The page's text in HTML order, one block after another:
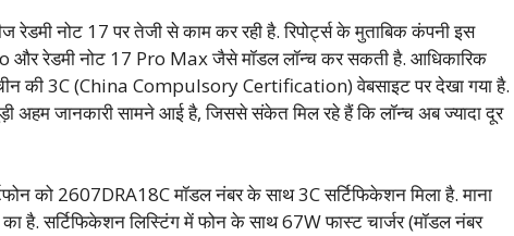
रेडमी नोट 17 पर तेजी से काम कर रही है. रिपोर्ट्स के मुताबिक कंपनी इस
और रेडमी नोट 17 Pro Max जैसे मॉडल लॉन्च कर सकती है. आधिकारिक
की 3C (China Compulsory Certification) वेबसाइट पर देखा गया है.
अहम जानकारी सामने आई है, जिससे संकेत मिल रहे हैं कि लॉन्च अब ज्यादा दूर
को 2607DRA18C मॉडल नंबर के साथ 3C सर्टिफिकेशन मिला है. माना
है. सर्टिफिकेशन लिस्टिंग में फोन के साथ 67W फास्ट चार्जर (मॉडल नंबर